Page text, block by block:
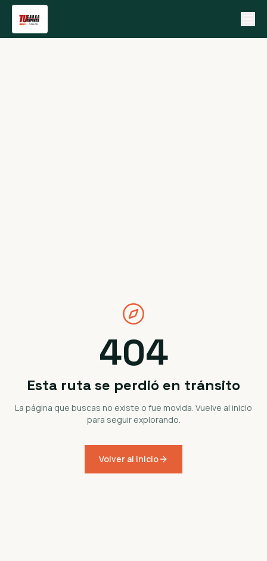
404
Esta ruta se perdió en tránsito
La página que buscas no existe o fue movida. Vuelve al inicio
para seguir explorando.
Volver al inicio